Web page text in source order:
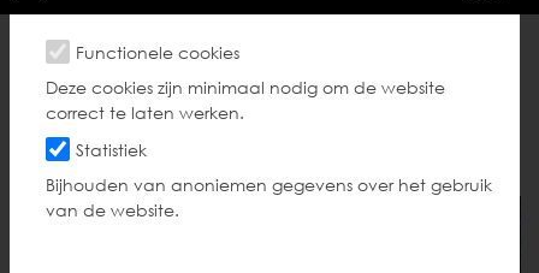
Functionele cookies
Deze cookies zijn minimaal nodig om de website
correct te laten werken.
Statistiek
Bijhouden van anoniemen gegevens over het gebruik
van de website.
TKDV-wedstrijden